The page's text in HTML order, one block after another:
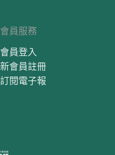
會員服務
會員登入
新會員註冊
訂閱電子報